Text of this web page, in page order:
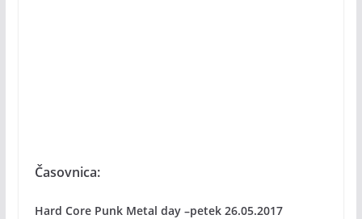
Časovnica:
Hard Core Punk Metal day –petek 26.05.2017